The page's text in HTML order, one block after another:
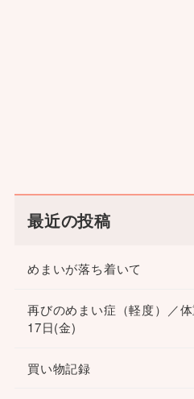
最近の投稿
めまいが落ち着いて
再びのめまい症（軽度）／
17日(金)
買い物記録